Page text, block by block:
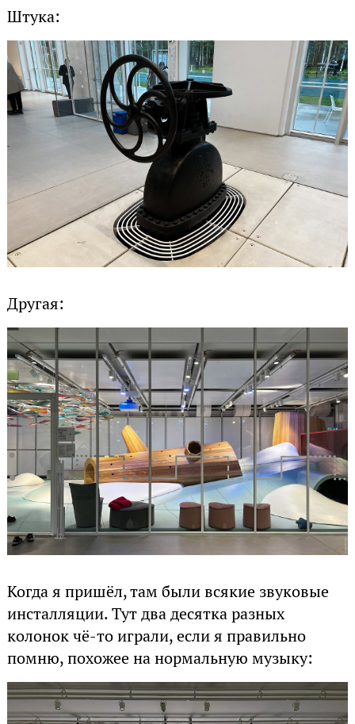
Штука:
Другая:
Когда я пришёл, там были всякие звуковые
инсталляции. Тут два десятка разных
колонок чё-то играли, если я правильно
помню, похожее на нормальную музыку: